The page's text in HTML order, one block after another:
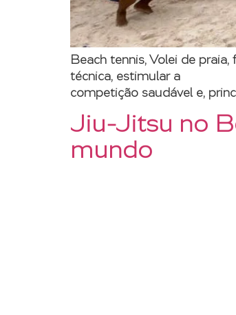
Beach tennis, Volei de
técnica, estimular a
competição saudável e,
Jiu-Jitsu no
mundo